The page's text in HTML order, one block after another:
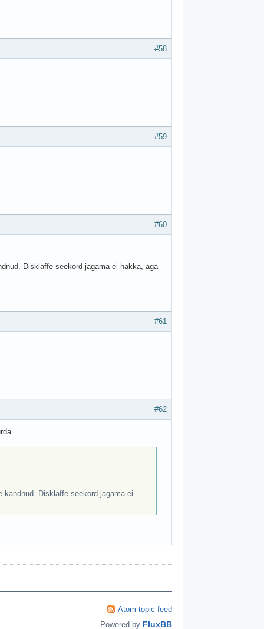
#58
#59
#60
Disklaffe seekord jagama ei hakka, aga
#61
#62
Disklaffe seekord jagama ei
Atom topic feed
Powered by FluxBB